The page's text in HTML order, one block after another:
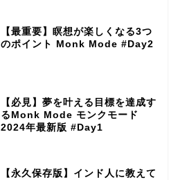
【最重要】瞑想が楽しくなる3つ
のポイント Monk Mode #Day2
【必見】夢を叶える目標を達成す
るMonk Mode モンクモード
2024年最新版 #Day1
【永久保存版】インド人に教えて